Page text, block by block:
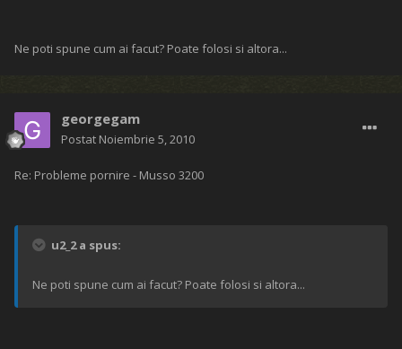
Ne poti spune cum ai facut? Poate folosi si altora...
georgegam
Postat Noiembrie 5, 2010
Re: Probleme pornire - Musso 3200
u2_2 a spus:
Ne poti spune cum ai facut? Poate folosi si altora...